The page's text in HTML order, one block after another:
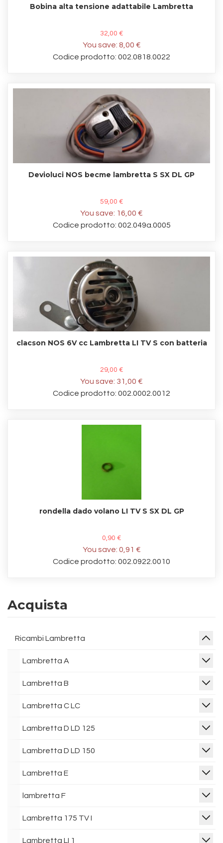
Bobina alta tensione adattabile Lambretta
32,00 €
You save: 8,00 €
Codice prodotto: 002.0818.0022
Devioluci NOS becme lambretta S SX DL GP
59,00 €
You save: 16,00 €
Codice prodotto: 002.049a.0005
clacson NOS 6V cc Lambretta LI TV S con batteria
29,00 €
You save: 31,00 €
Codice prodotto: 002.0002.0012
rondella dado volano LI TV S SX DL GP
0,90 €
You save: 0,91 €
Codice prodotto: 002.0922.0010
Acquista
Ricambi Lambretta
Lambretta A
Lambretta B
Lambretta C LC
Lambretta D LD 125
Lambretta D LD 150
Lambretta E
lambretta F
Lambretta 175 TV I
Lambretta LI 1